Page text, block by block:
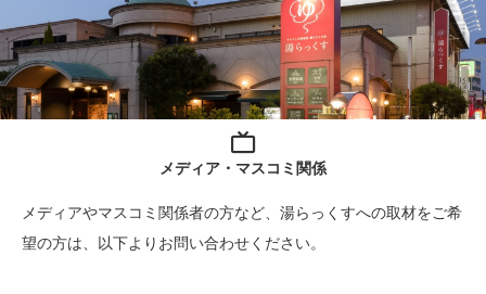
メディア・マスコミ関係
メディアやマスコミ関係者の方など、湯らっくすへの取材をご希
望の方は、以下よりお問い合わせください。